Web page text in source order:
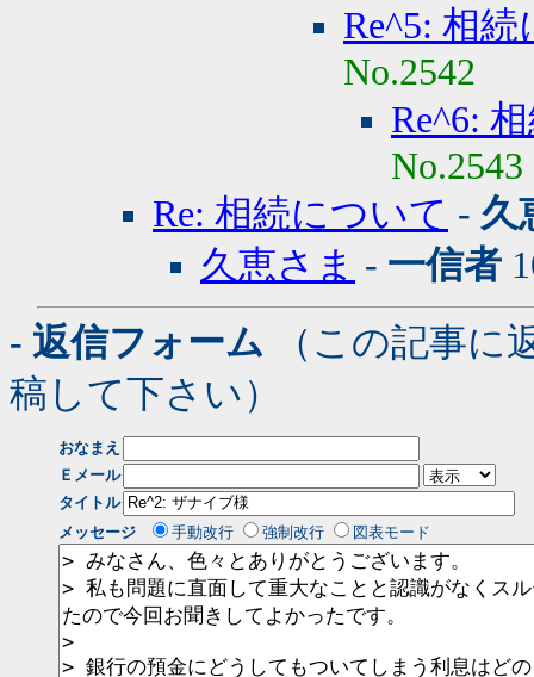
Re^5: 相
No.2542
Re^6:
No.2543
Re: 相続について - 久
久恵さま - 一信者
- 返信フォーム （この記事に
稿して下さい）
おなまえ
Ｅメール
タイトル
メッセージ
手動改行 強制改行 図表モード